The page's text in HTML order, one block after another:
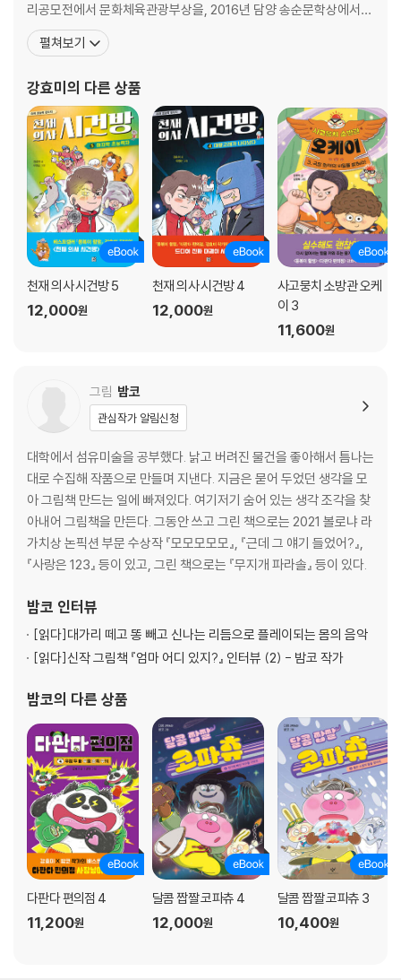
리공모전에서 문화체육관광부상을, 2016년 담양 송순문학상에서
우수상을 받았습니다. 이후 [창비어린이]와 [불교문예] 등에 여러 작
품을 발표했습니다. 지은 책으로는 『똥볶이 할멈 1~5』, 『챗걸 1~5』,
엿!』, 『살려 줘!』, 『드림드림 학
펼쳐보기
강효미 의 다른 상품
천재 의사 시건방 5
12,000원
천재 의사 시건방 4
12,000원
사고뭉치 소방관 오케
이 3
11,600원
그림 밤코
관심작가 알림신청
대학에서 섬유미술을 공부했다. 낡고 버려진 물건을 좋아해서 틈나는
대로 수집해 작품으로 만들며 지낸다. 지금은 묻어 두었던 생각을 모
아 그림책 만드는 일에 빠져있다. 여기저기 숨어 있는 생각 조각을 찾
아내어 그림책을 만든다. 그동안 쓰고 그린 책으로는 2021 볼로냐 라
가치상 논픽션 부문 수상작 『모모모모모』, 『근데 그 얘기 들었어?』,
『사랑은 123』 등이 있고, 그린 책으로는 『무지개 파라솔』 등이 있다.
밤코 인터뷰
[읽다]대가리 떼고 똥 빼고 신나는 리듬으로 플레이되는 몸의 음악
[읽다]신작 그림책 『엄마 어디 있지?』 인터뷰 (2) - 밤코 작가
밤코의 다른 상품
다판다 편의점 4
11,200원
달콤 짭짤 코파츄 4
12,000원
달콤 짭짤 코파츄 3
10,400원